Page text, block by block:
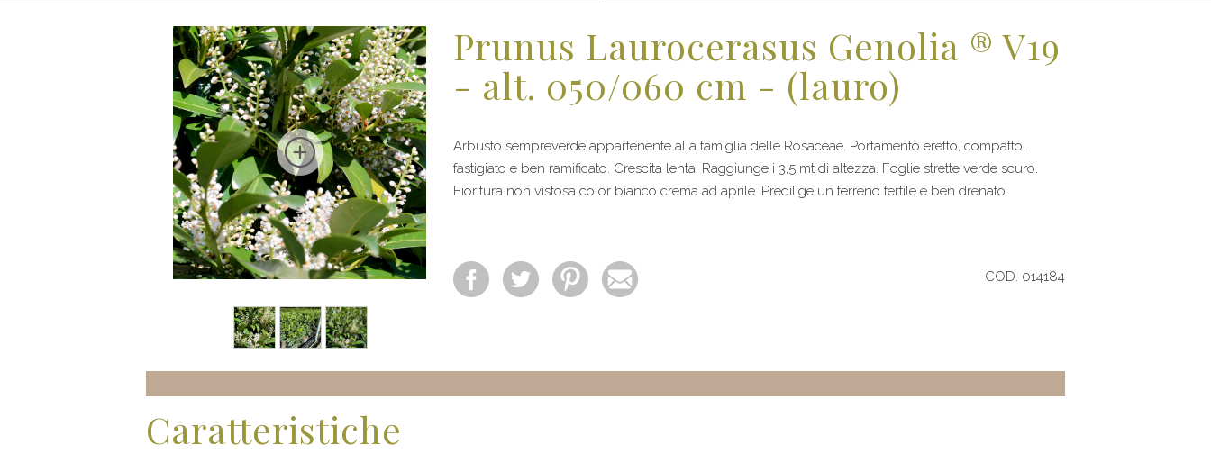
Prunus Laurocerasus Genolia ® V19
- alt. 050/060 cm - (lauro)
Arbusto sempreverde appartenente alla famiglia delle Rosaceae. Portamento eretto, compatto,
fastigiato e ben ramificato. Crescita lenta. Raggiunge i 3,5 mt di altezza. Foglie strette verde scuro.
Fioritura non vistosa color bianco crema ad aprile. Predilige un terreno fertile e ben drenato.
COD. 014184
Caratteristiche